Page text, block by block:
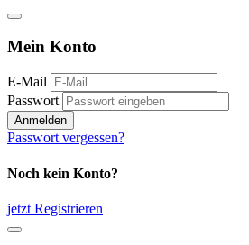
Mein Konto
E-Mail
Passwort
Anmelden
Passwort vergessen?
Noch kein Konto?
jetzt Registrieren